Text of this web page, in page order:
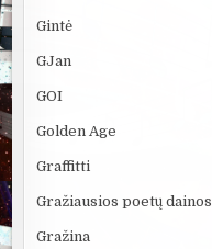
Gintė
GJan
GOI
Golden Age
Graffitti
Gražiausios poetų dainos
Gražina